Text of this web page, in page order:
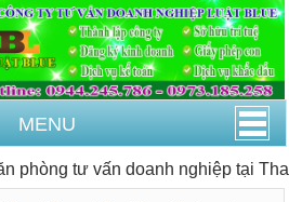
MENU
tư vấn doanh nghiệp tại